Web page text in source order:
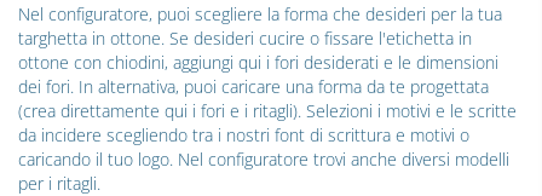
Nel configuratore, puoi scegliere la forma che desideri per la tua
targhetta in ottone. Se desideri cucire o fissare l'etichetta in
ottone con chiodini, aggiungi qui i fori desiderati e le dimensioni
dei fori. In alternativa, puoi caricare una forma da te progettata
(crea direttamente qui i fori e i ritagli). Selezioni i motivi e le scritte
da incidere scegliendo tra i nostri font di scrittura e motivi o
caricando il tuo logo. Nel configuratore trovi anche diversi modelli
per i ritagli.